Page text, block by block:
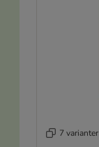
7 varianter